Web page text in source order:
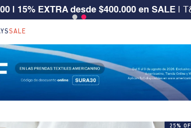
SURA, TIENES 30% OFF | Código: SURA30
SALE
25%